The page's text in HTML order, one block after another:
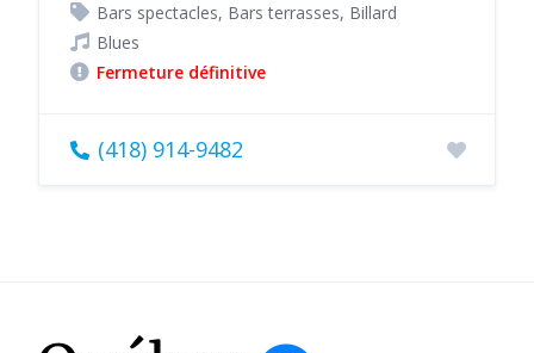
Bars spectacles, Bars terrasses, Billard
Blues
Fermeture définitive
(418) 914-9482